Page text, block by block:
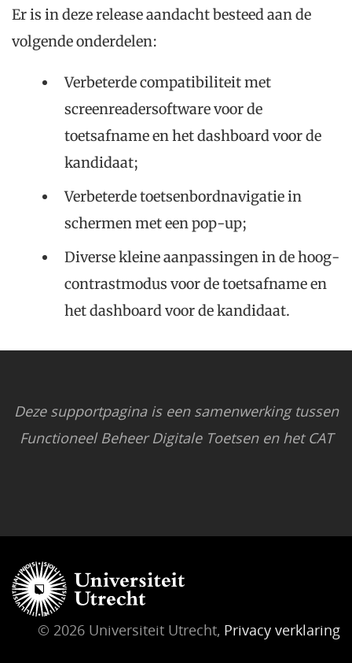
Er is in deze release aandacht besteed aan de
volgende onderdelen:
Verbeterde compatibiliteit met
screenreadersoftware voor de
toetsafname en het dashboard voor de
kandidaat;
Verbeterde toetsenbordnavigatie in
schermen met een pop-up;
Diverse kleine aanpassingen in de hoog-
contrastmodus voor de toetsafname en
het dashboard voor de kandidaat.
Deze supportpagina is een samenwerking tussen
Functioneel Beheer Digitale Toetsen en het CAT
© 2026 Universiteit Utrecht, Privacy verklaring